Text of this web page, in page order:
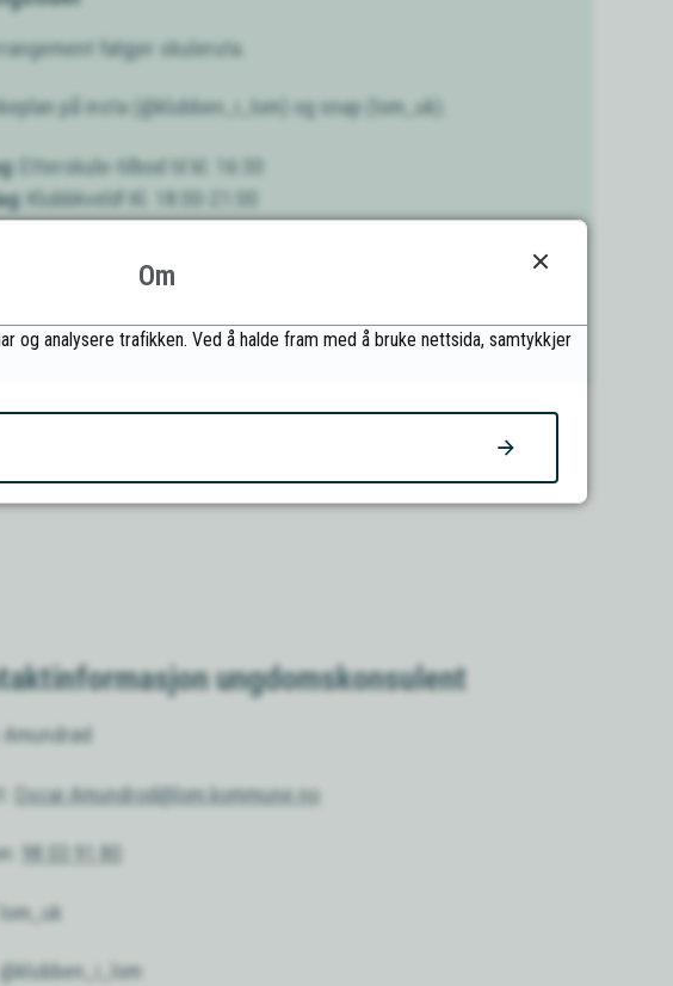
følgjer skuleruta.
på insta (@klubben_i_lom) og snap (lom_uk).
Etterskule-tilbod til kl. 16:30
Klubbkveld! Kl. 18:00-21:00
ungdomskonsulent
Amundrød
Oscar.Amundrod@lom.kommune.no
98 03 91 80
Om
og analysere trafikken. Ved å halde fram med å bruke nettsida, samtykkjer